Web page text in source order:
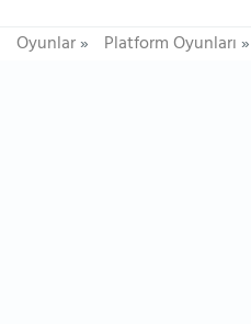
Oyunlar» Platform Oyunları»